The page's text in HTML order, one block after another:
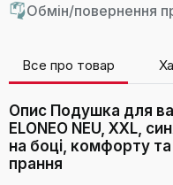
Обмін/повернення
Все про товар
Опис Подушка для
ELONEO NEU, XXL,
на боці, комфорту
прання